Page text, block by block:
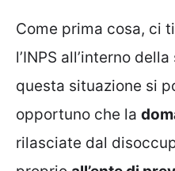
Come prima cosa, ci
l’INPS all’interno
questa situazione si
opportuno che la
rilasciate dal